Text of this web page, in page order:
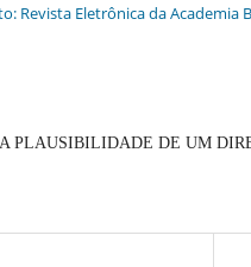
Revista Eletrônica da
PLAUSIBILIDADE DE UM